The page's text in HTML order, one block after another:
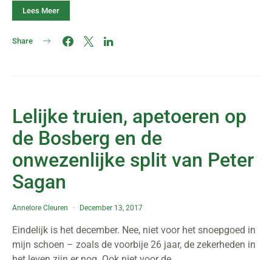
Lees Meer
Share
Lelijke truien, apetoeren op
de Bosberg en de
onwezenlijke split van Peter
Sagan
Annelore Cleuren December 13, 2017
Eindelijk is het december. Nee, niet voor het snoepgoed in
mijn schoen – zoals de voorbije 26 jaar, de zekerheden in